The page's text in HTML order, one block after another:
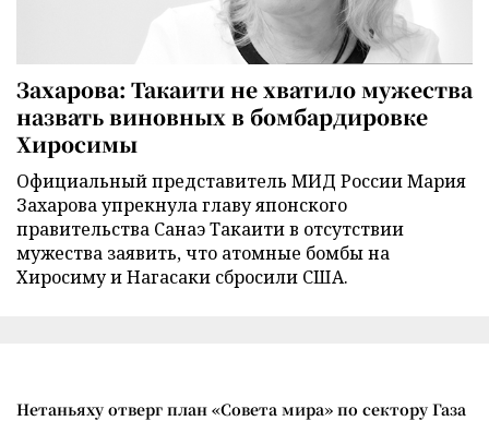
Захарова: Такаити не хватило мужества
назвать виновных в бомбардировке
Хиросимы
Официальный представитель МИД России Мария
Захарова упрекнула главу японского
правительства Санаэ Такаити в отсутствии
мужества заявить, что атомные бомбы на
Хиросиму и Нагасаки сбросили США.
Нетаньяху отверг план «Совета мира» по сектору Газа